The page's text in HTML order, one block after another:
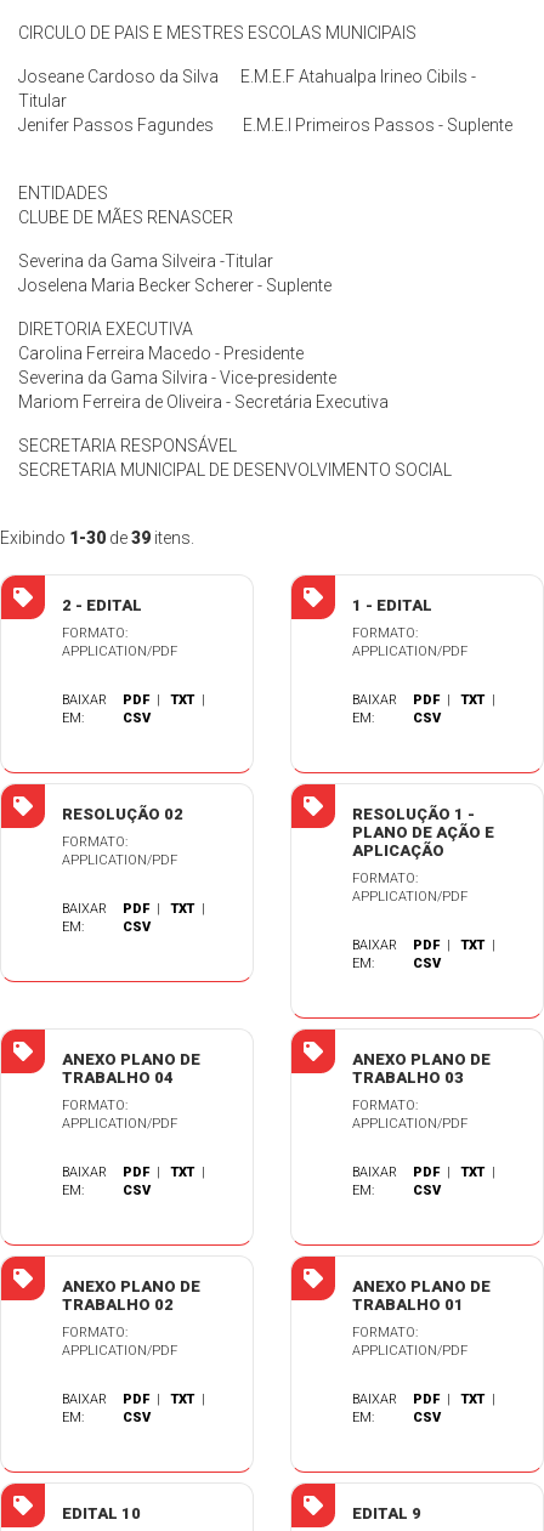
CIRCULO DE PAIS E MESTRES ESCOLAS MUNICIPAIS
Joseane Cardoso da Silva E.M.E.F Atahualpa Irineo Cibils -
Titular
Jenifer Passos Fagundes E.M.E.I Primeiros Passos - Suplente
ENTIDADES
CLUBE DE MÃES RENASCER
Severina da Gama Silveira -Titular
Joselena Maria Becker Scherer - Suplente
DIRETORIA EXECUTIVA
Carolina Ferreira Macedo - Presidente
Severina da Gama Silvira - Vice-presidente
Mariom Ferreira de Oliveira - Secretária Executiva
SECRETARIA RESPONSÁVEL
SECRETARIA MUNICIPAL DE DESENVOLVIMENTO SOCIAL
Exibindo 1-30 de39 itens.
2 - EDITAL
FORMATO:
APPLICATION/PDF
BAIXAR
EM:
PDF |TXT |
CSV
1 - EDITAL
FORMATO:
APPLICATION/PDF
BAIXAR
EM:
PDF |TXT |
CSV
RESOLUÇÃO 02
FORMATO:
APPLICATION/PDF
BAIXAR
EM:
PDF |TXT |
CSV
RESOLUÇÃO 1 -
PLANO DE AÇÃO E
APLICAÇÃO
FORMATO:
APPLICATION/PDF
BAIXAR
EM:
PDF |TXT |
CSV
ANEXO PLANO DE
TRABALHO 04
FORMATO:
APPLICATION/PDF
BAIXAR
EM:
PDF |TXT |
CSV
ANEXO PLANO DE
TRABALHO 03
FORMATO:
APPLICATION/PDF
BAIXAR
EM:
PDF |TXT |
CSV
ANEXO PLANO DE
TRABALHO 02
FORMATO:
APPLICATION/PDF
BAIXAR
EM:
PDF |TXT |
CSV
ANEXO PLANO DE
TRABALHO 01
FORMATO:
APPLICATION/PDF
BAIXAR
EM:
PDF |TXT |
CSV
EDITAL 10 EDITAL 9